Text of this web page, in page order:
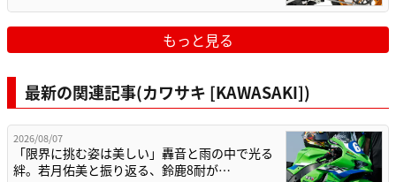
もっと見る
最新の関連記事(カワサキ [KAWASAKI])
2026/08/07
「限界に挑む姿は美しい」轟音と雨の中で光る
絆。若月佑美と振り返る、鈴鹿8耐が…